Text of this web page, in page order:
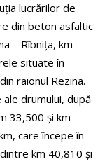
lucrărilor de
din beton asfaltic
– Rîbnița, km
situate în
raionul Rezina.
drumului, după
33,500 și km
care începe în
km 40,810 și